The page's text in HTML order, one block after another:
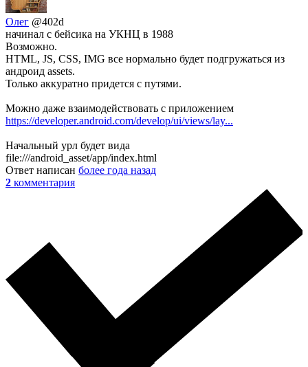
Олег @402d
начинал с бейсика на УКНЦ в 1988
Возможно.
HTML, JS, CSS, IMG все нормально будет подгружаться из
андроид assets.
Только аккуратно придется с путями.
Можно даже взаимодействовать с приложением
https://developer.android.com/develop/ui/views/lay...
Начальный урл будет вида
file:///android_asset/app/index.html
Ответ написан более года назад
2 комментария